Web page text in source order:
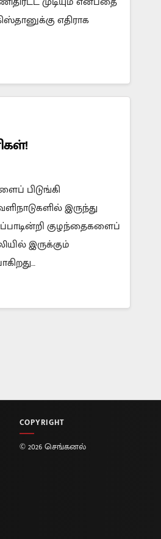
எதிராக
பிடுங்கி
இருந்து
குழந்தைகளைப்
இருக்கும்
COPYRIGHT
© 2026 செங்கனல்